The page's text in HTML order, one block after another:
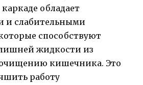
обладает
и слабительными
способствуют
жидкости из
кишечника. Это
работу